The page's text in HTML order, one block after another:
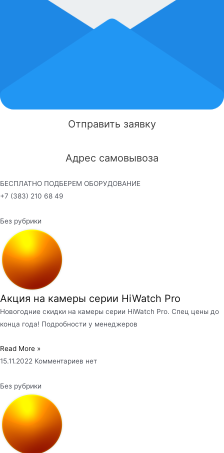
Отправить заявку
Адрес самовывоза
БЕСПЛАТНО ПОДБЕРЕМ ОБОРУДОВАНИЕ
+7 (383) 210 68 49
Без рубрики
Акция на камеры серии HiWatch Pro
Новогодние скидки на камеры серии HiWatch Pro. Спец цены до
конца года! Подробности у менеджеров
Read More »
15.11.2022 Комментариев нет
Без рубрики